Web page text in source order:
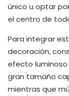
único u optar
el centro de
Para integrar
decoración,
efecto luminoso
gran tamaño
mientras que